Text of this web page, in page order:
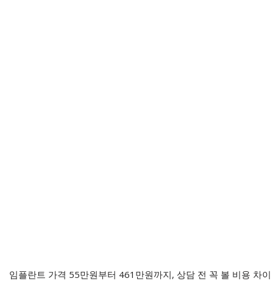
임플란트 가격 55만원부터 461만원까지, 상담 전 꼭 볼 비용 차이